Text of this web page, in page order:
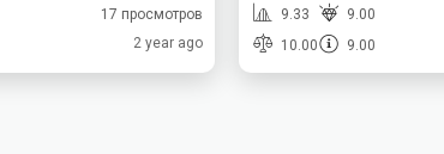
17 просмотров
2 year ago
9.33
9.00
10.00
9.00